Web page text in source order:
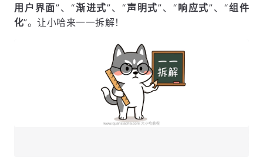
用户界面”、“渐进式”、“声明式”、“响应式”、“组件
化”。让小哈来一一拆解！